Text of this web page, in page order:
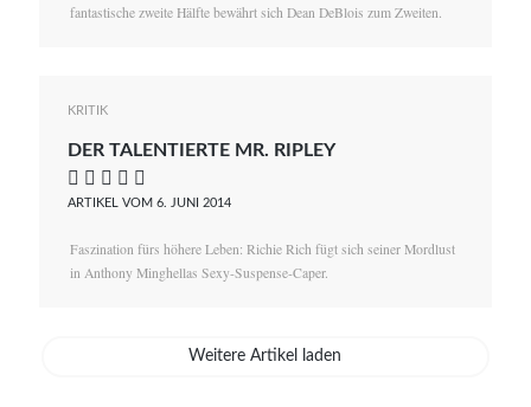
fantastische zweite Hälfte bewährt sich Dean DeBlois zum Zweiten.
KRITIK
DER TALENTIERTE MR. RIPLEY
    
ARTIKEL VOM 6. JUNI 2014
Faszination fürs höhere Leben: Richie Rich fügt sich seiner Mordlust
in Anthony Minghellas Sexy-Suspense-Caper.
Weitere Artikel laden